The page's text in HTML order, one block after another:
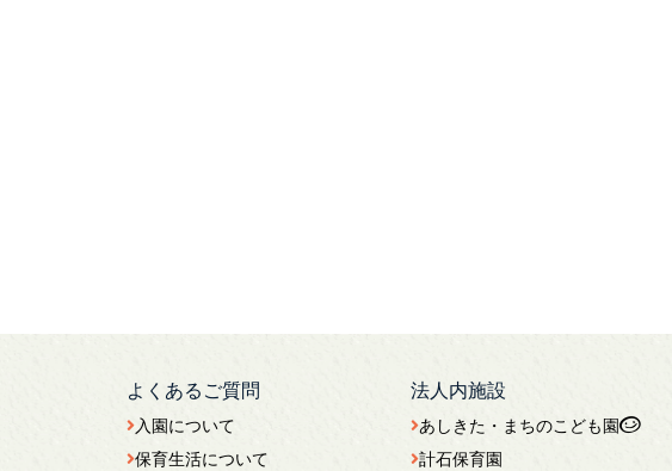
よくあるご質問
入園について
保育生活について
法人内施設
あしきた・まちのこども園
計石保育園